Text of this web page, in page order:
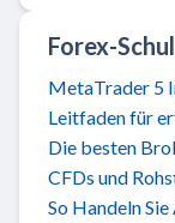
Forex-
MetaTrader 5
Leitfaden für
Die besten
CFDs und
So Handeln